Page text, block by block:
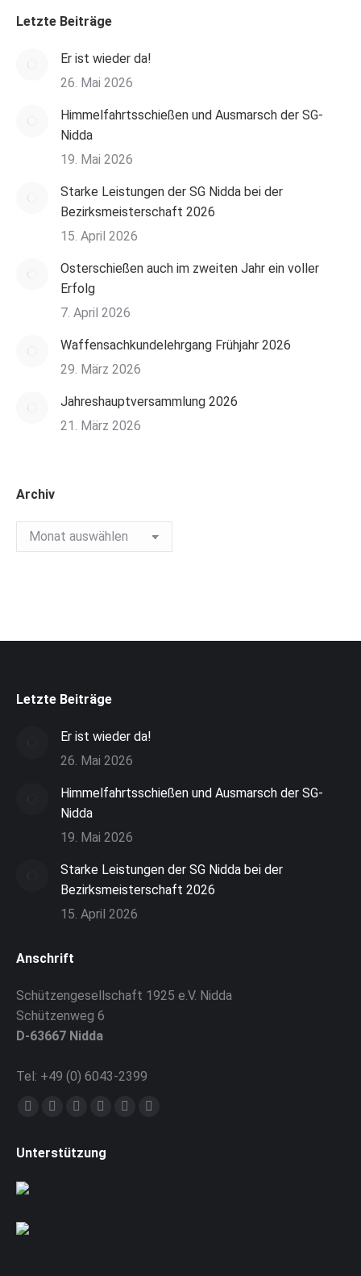
Letzte Beiträge
Er ist wieder da!
26. Mai 2026
Himmelfahrtsschießen und Ausmarsch der SG-
Nidda
19. Mai 2026
Starke Leistungen der SG Nidda bei der
Bezirksmeisterschaft 2026
15. April 2026
Osterschießen auch im zweiten Jahr ein voller
Erfolg
7. April 2026
Waffensachkundelehrgang Frühjahr 2026
29. März 2026
Jahreshauptversammlung 2026
21. März 2026
Archiv
Archiv
Letzte Beiträge
Er ist wieder da!
26. Mai 2026
Himmelfahrtsschießen und Ausmarsch der SG-
Nidda
19. Mai 2026
Starke Leistungen der SG Nidda bei der
Bezirksmeisterschaft 2026
15. April 2026
Anschrift
Schützengesellschaft 1925 e.V. Nidda
Schützenweg 6
D-63667 Nidda
Tel: +49 (0) 6043-2399
Finden Sie uns auf:
Facebook
opens
new
window
X
opens
RSS
opens
Instagram
opens
E-
Website
Unterstützung